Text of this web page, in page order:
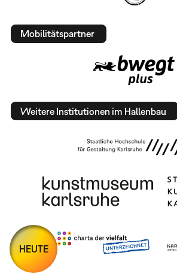
Mobilitätspartner
Weitere Institutionen im Hallenbau
HEUTE